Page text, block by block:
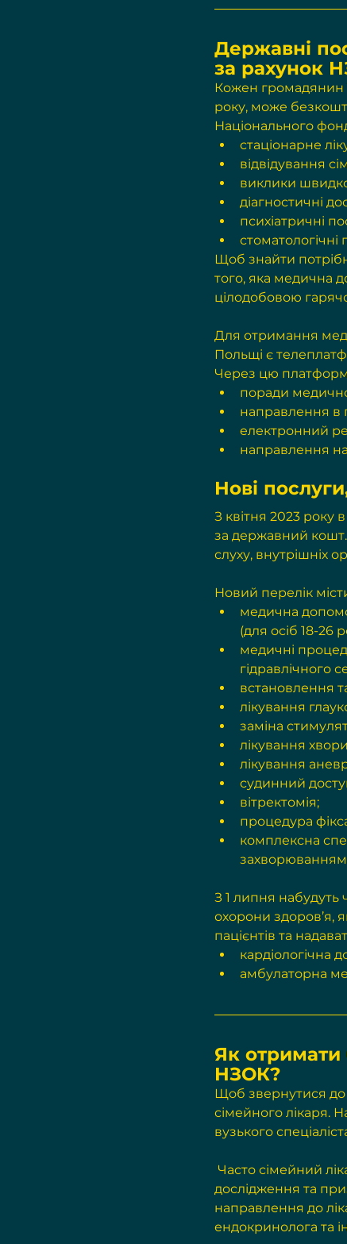
Державні
за рахунок
Кожен громадянин
року, може
Національного
стаціонарне
відвідування
виклики
діагностичні
психіатричні
стоматологічні
Щоб знайти
того, яка медична
цілодобовою
Для отримання
Польщі є
Через цю
поради
направлення в
електронний
направлення
Нові
З квітня 2023 року
за державний
слуху, внутрішніх
Новий перелік
медична
(для осіб 18-26
медичні
гідравлічного
встановлення
лікування
заміна
лікування
лікування
судинний
вітректомія;
процедура
комплексна
З 1 липня набудуть
охорони здоров’я,
пацієнтів та
кардіологічна
амбулаторна
Як отримати
НЗОК?
Щоб звернутися до
сімейного лікаря.
вузького
дослідження та
направлення до
ендокринолога та